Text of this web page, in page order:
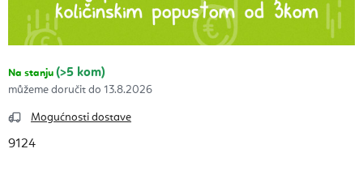
Na stanju (>5 kom)
13.8.2026
Mogućnosti dostave
9124